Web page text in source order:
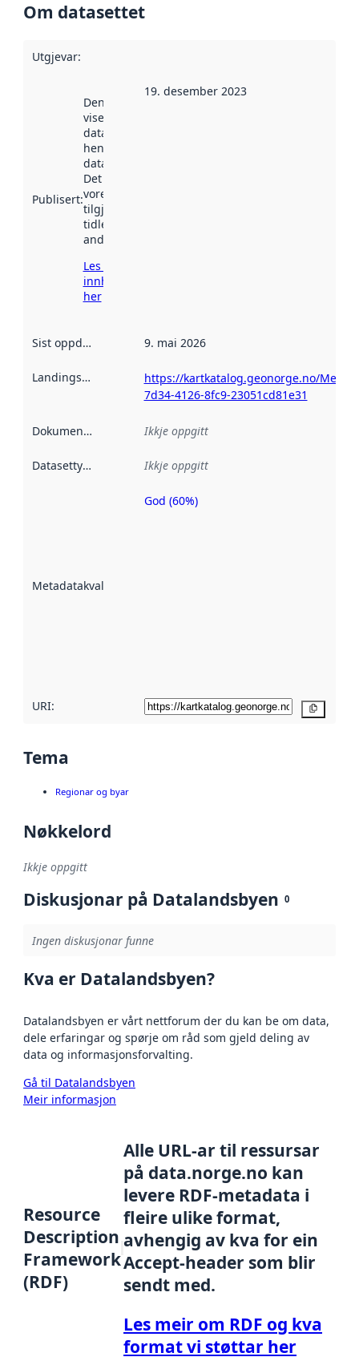
Om datasettet
Utgjevar:
Publisert:
Denne datoen
viser når
datasettet vart
henta inn av
data.norge.no.
Det kan ha
vore
tilgjengeleg
tidlegare
andre stader.
Les meir om
innhenting
her
19. desember 2023
Sist oppdatert 9. mai 2026
Landingsside
https://kartkatalog.geonorge.no/
7d34-4126-8fc9-23051cd81e31
Dokumentasjon Ikkje oppgitt
Datasettype Ikkje oppgitt
Metadatakvalitet
Metadatakvalitet
God (60%)
URI:
Tema
Regionar og byar
Nøkkelord
Ikkje oppgitt
Diskusjonar på Datalandsbyen 0
Ingen diskusjonar funne
Kva er Datalandsbyen?
Datalandsbyen er vårt nettforum der du kan be om data,
dele erfaringar og spørje om råd som gjeld deling av
data og informasjonsforvalting.
Gå til Datalandsbyen
Meir informasjon
Resource
Description
Framework
(RDF)
Alle URL-ar til ressursar
på data.norge.no kan
levere RDF-metadata i
fleire ulike format,
avhengig av kva for ein
Accept-header som blir
sendt med.
Les meir om RDF og kva
format vi støttar her